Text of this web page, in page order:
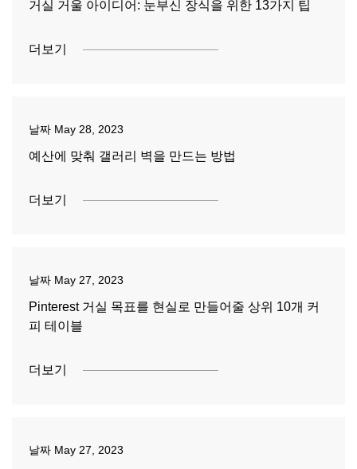
거실 거울 아이디어: 눈부신 장식을 위한 13가지 팁
더보기
날짜 May 28, 2023
예산에 맞춰 갤러리 벽을 만드는 방법
더보기
날짜 May 27, 2023
Pinterest 거실 목표를 현실로 만들어줄 상위 10개 커
피 테이블
더보기
날짜 May 27, 2023